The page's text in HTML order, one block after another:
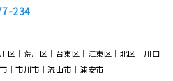
234
区｜荒川区｜台東区｜江東区｜北区｜川口
｜市川市｜流⼭市｜浦安市